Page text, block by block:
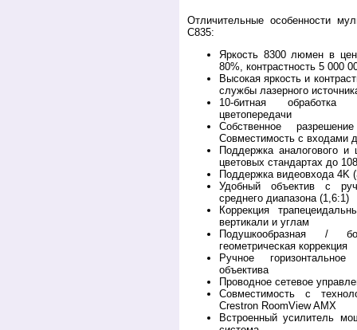
Отличительные особенности
C835:
Яркость 8300 люмен в
80%, контрастность 5 000
Высокая яркость и
службы лазерного
10-битная
цветопередачи
Собственное
Совместимость с входами
Поддержка аналогового
цветовых стандартах до
Поддержка видеовхода 4K
Удобный объектив с
среднего диапазона (1,6:1)
Коррекция
вертикали и углам
Подушкообразная /
геометрическая коррекция
Ручное
объектива
Проводное сетевое
Совместимость с
Crestron RoomView AMX
Встроенный усилитель